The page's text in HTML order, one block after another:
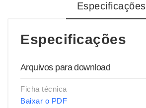
Especificações
Especificações
Arquivos para download
Ficha técnica
Baixar o PDF